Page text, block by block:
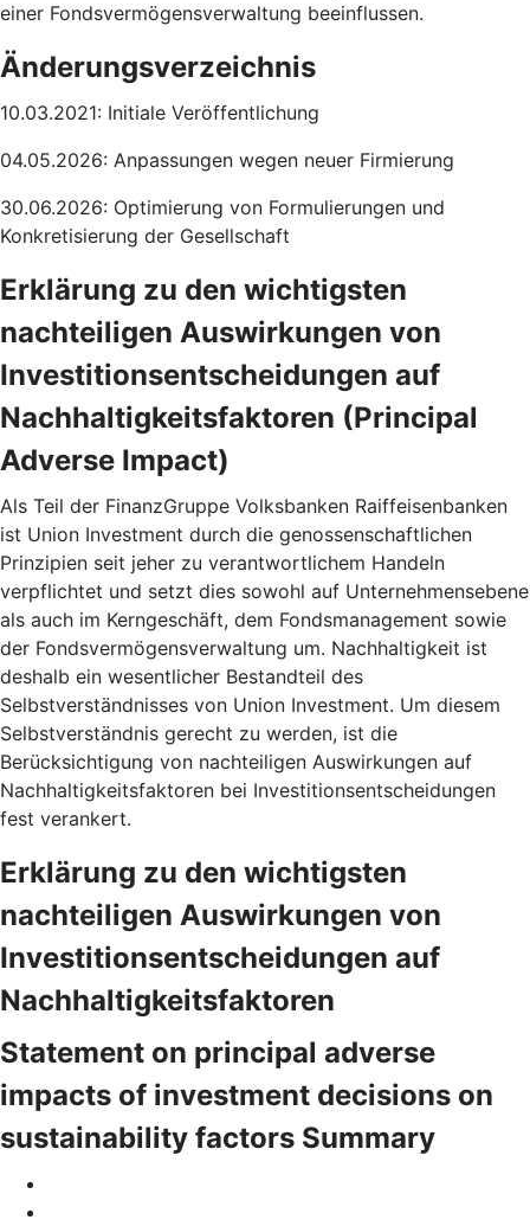
einer Fondsvermögensverwaltung beeinflussen.
Änderungsverzeichnis
10.03.2021: Initiale Veröffentlichung
04.05.2026: Anpassungen wegen neuer Firmierung
30.06.2026: Optimierung von Formulierungen und
Konkretisierung der Gesellschaft
Erklärung zu den wichtigsten
nachteiligen Auswirkungen von
Investitionsentscheidungen auf
Nachhaltigkeitsfaktoren (Principal
Adverse Impact)
Als Teil der FinanzGruppe Volksbanken Raiffeisenbanken
ist Union Investment durch die genossenschaftlichen
Prinzipien seit jeher zu verantwortlichem Handeln
verpflichtet und setzt dies sowohl auf Unternehmensebene
als auch im Kerngeschäft, dem Fondsmanagement sowie
der Fondsvermögensverwaltung um. Nachhaltigkeit ist
deshalb ein wesentlicher Bestandteil des
Selbstverständnisses von Union Investment. Um diesem
Selbstverständnis gerecht zu werden, ist die
Berücksichtigung von nachteiligen Auswirkungen auf
Nachhaltigkeitsfaktoren bei Investitionsentscheidungen
fest verankert.
Erklärung zu den wichtigsten
nachteiligen Auswirkungen von
Investitionsentscheidungen auf
Nachhaltigkeitsfaktoren
Statement on principal adverse
impacts of investment decisions on
sustainability factors Summary